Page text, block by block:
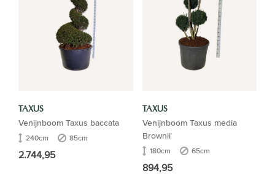
TAXUS
Venijnboom Taxus baccata
240cm 85cm
2.744,95
TAXUS
Venijnboom Taxus media
Brownii
180cm 65cm
894,95